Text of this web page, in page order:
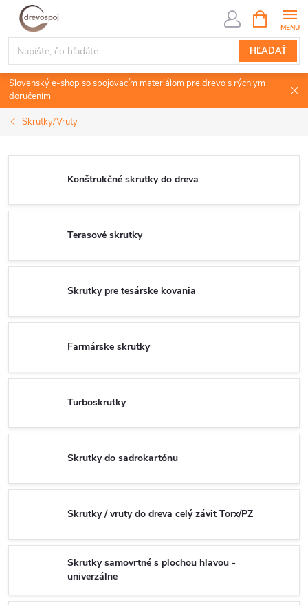
Prejsť
obsah
HĽADAŤ
KOŠÍK
Slovenský e-shop so spojovacím materiálom pre drevo s rýchlym
doručením
Skrutky/Vruty
Konštrukčné skrutky do dreva
Terasové skrutky
Skrutky pre tesárske kovania
Farmárske skrutky
Turboskrutky
Skrutky do sadrokartónu
Skrutky / vruty do dreva celý závit Torx/PZ
Skrutky samovrtné s plochou hlavou -
univerzálne